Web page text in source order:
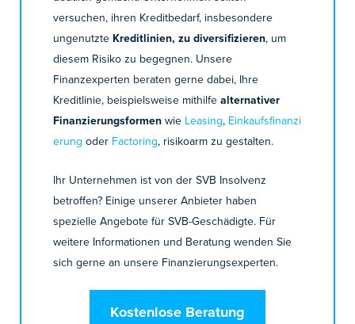
versuchen, ihren Kreditbedarf, insbesondere
ungenutzte Kreditlinien, zu diversifizieren, um
diesem Risiko zu begegnen. Unsere
Finanzexperten beraten gerne dabei, Ihre
Kreditlinie, beispielsweise mithilfealternativer
Finanzierungsformen wie Leasing, Einkaufsfinanzi
erung oder Factoring, risikoarm zu gestalten.
Ihr Unternehmen ist von der SVB Insolvenz
betroffen? Einige unserer Anbieter haben
spezielle Angebote für SVB-Geschädigte. Für
weitere Informationen und Beratung wenden Sie
sich gerne an unsere Finanzierungsexperten.
Kostenlose Beratung